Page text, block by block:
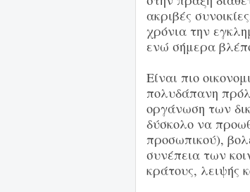
ακριβές
χρόνια την
ενώ σήμερα
Είναι πιο
πολυδάπανη
οργάνωση των
δύσκολο να
προσωπικού),
συνέπεια των
κράτους, λειψής